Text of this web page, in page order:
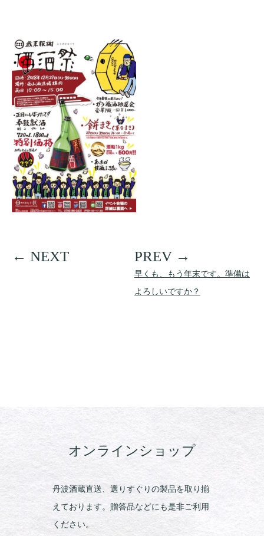
早くも、もう年末です。準備は
よろしいですか？
オンラインショップ
丹波酒蔵直送、選りすぐりの製品を取り揃
えております。贈答品などにも是非ご利用
ください。